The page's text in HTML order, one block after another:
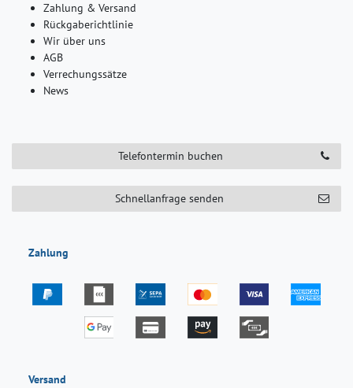
Zahlung & Versand
Rückgaberichtlinie
Wir über uns
AGB
Verrechungssätze
News
Telefontermin buchen
Schnellanfrage senden
Zahlung
Versand